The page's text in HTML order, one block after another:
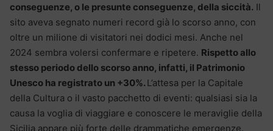
conseguenze, o le presunte conseguenze, della siccità. Il
sito aveva segnato numeri record già lo scorso anno, con
oltre un milione di visitatori nei dodici mesi. Anche nel
2024 sembra volersi confermare e ripetere. Rispetto allo
stesso periodo dello scorso anno, infatti, il Patrimonio
Unesco ha registrato un +30%. L’attesa per la Capitale
della Cultura o il vasto pacchetto di eventi: qualsiasi sia la
causa la voglia di viaggiare e conoscere le meraviglie della
Sicilia appare più forte delle drammatiche emergenze.